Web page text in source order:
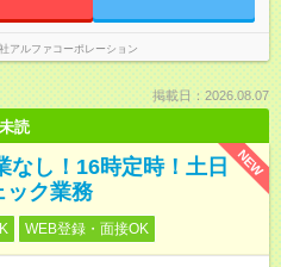
アルファコーポレーション
掲載日：2026.08.07
未読
NEW
なし！16時定時！土日
ック業務
WEB登録・面接OK